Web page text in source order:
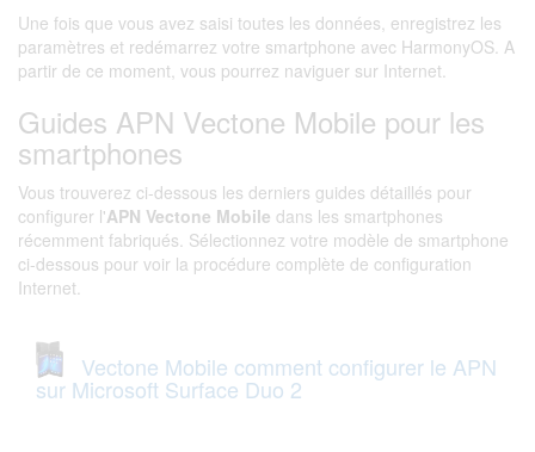
Une fois que vous avez saisi toutes les données, enregistrez les
paramètres et redémarrez votre smartphone avec HarmonyOS. A
partir de ce moment, vous pourrez naviguer sur Internet.
Guides APN Vectone Mobile pour les
smartphones
Vous trouverez ci-dessous les derniers guides détaillés pour
configurer l'APN Vectone Mobile dans les smartphones
récemment fabriqués. Sélectionnez votre modèle de smartphone
ci-dessous pour voir la procédure complète de configuration
Internet.
Vectone Mobile comment configurer le APN
sur Microsoft Surface Duo 2